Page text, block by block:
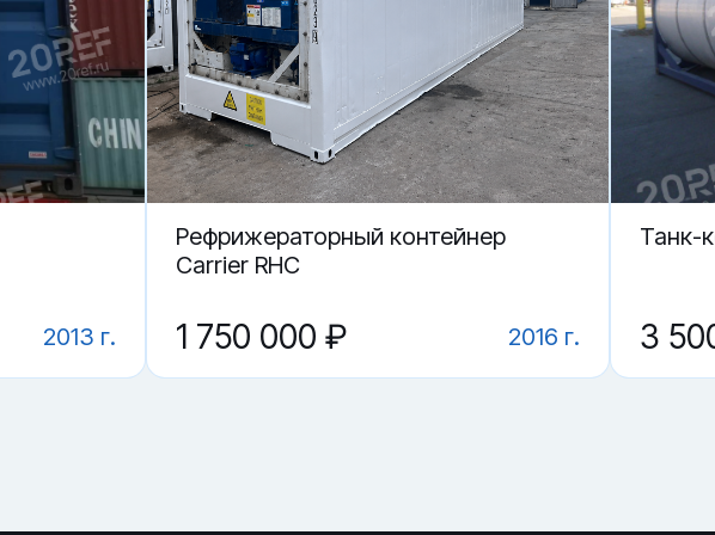
дверей
CICU 488002-4» в Благовещенске.
контейнер CICU 488002-4 в Благовещенске?
морской контейнер CICU 488002-4?
2013 г.
Рефрижераторный контейнер
Carrier RHC
1 750 000 ₽ 2016 г.
Танк-
3